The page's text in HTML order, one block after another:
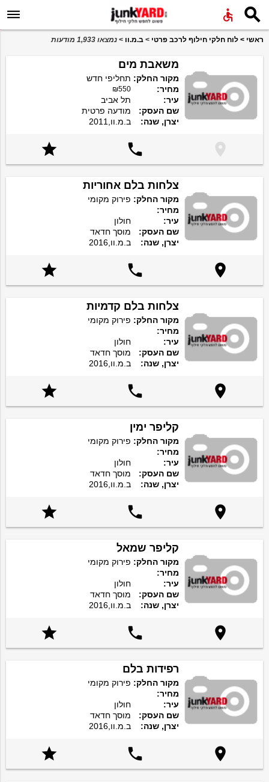
 
ראשי > לוח חלקי חילוף לרכב פרטי > ב.מ.וו > נמצאו 1,933 מודעות
משאבת מים
מקור החלק: תחליפי חדש
מחיר:
₪550
עיר:
תל אביב
שם העסק:
מודעה פרטית
יצרן, שנה:
ב.מ.וו,2011



צלחות בלם אחוריות
מקור החלק: פירוק מקומי
מחיר:
עיר:
חולון
שם העסק:
מוסך חדאד
יצרן, שנה:
ב.מ.וו,2016



צלחות בלם קדמיות
מקור החלק: פירוק מקומי
מחיר:
עיר:
חולון
שם העסק:
מוסך חדאד
יצרן, שנה:
ב.מ.וו,2016



קליפר ימין
מקור החלק: פירוק מקומי
מחיר:
עיר:
חולון
שם העסק:
מוסך חדאד
יצרן, שנה:
ב.מ.וו,2016



קליפר שמאל
מקור החלק: פירוק מקומי
מחיר:
עיר:
חולון
שם העסק:
מוסך חדאד
יצרן, שנה:
ב.מ.וו,2016



רפידות בלם
מקור החלק: פירוק מקומי
מחיר:
עיר:
חולון
שם העסק:
מוסך חדאד
יצרן, שנה:
ב.מ.וו,2016


